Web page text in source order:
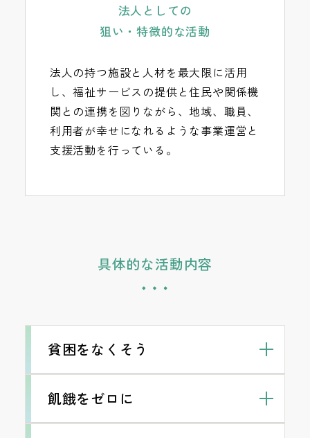
法人としての
狙い・特徴的な活動
法人の持つ施設と人材を最大限に活用
し、福祉サービスの提供と住民や関係機
関との連携を図りながら、地域、職員、
利用者が幸せになれるような事業運営と
支援活動を行っている。
具体的な活動内容
貧困をなくそう
飢餓をゼロに